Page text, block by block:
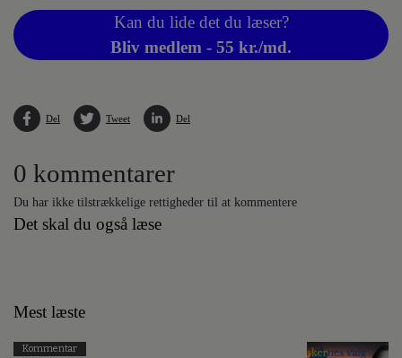
Kan du lide det du læser?
Bliv medlem - 55 kr./md.
Del Tweet Del
0 kommentarer
Du har ikke tilstrækkelige rettigheder til at kommentere
Det skal du også læse
Mest læste
Kommentar